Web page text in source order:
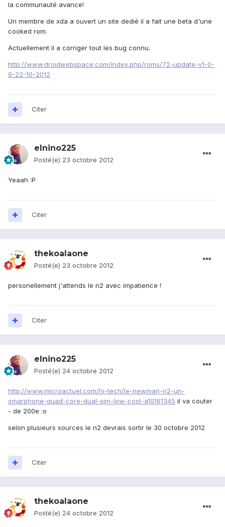
la communauté avance!
Un membre de xda a ouvert un site dedié il a fait une beta d'une
cooked rom.
Actuellement il a corriger tout les bug connu.
http://www.droidwebspace.com/index.php/roms/72-update-v1-0-
9-22-10-2012
Citer
elnino225
Posté(e) 23 octobre 2012
Yeaah :P
Citer
thekoalaone
Posté(e) 23 octobre 2012
personellement j'attends le n2 avec impatience !
Citer
elnino225
Posté(e) 24 octobre 2012
http://www.microactuel.com/hi-tech/le-newman-n2-un-
smarphone-quad-core-dual-sim-low-cost-a10161345 il va couter
- de 200e :o
selon plusieurs sources le n2 devrais sortir le 30 octobre 2012
Citer
thekoalaone
Posté(e) 24 octobre 2012